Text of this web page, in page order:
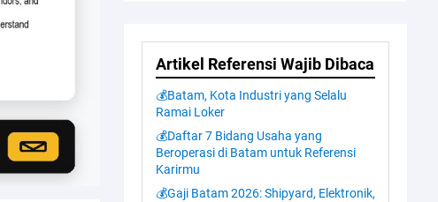
Artikel Referensi Wajib Dibaca
💰Batam, Kota Industri yang Selalu
Ramai Loker
💰Daftar 7 Bidang Usaha yang
Beroperasi di Batam untuk Referensi
Karirmu
💰Gaji Batam 2026: Shipyard, Elektronik,